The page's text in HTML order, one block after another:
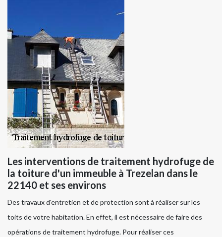
Les interventions de traitement hydrofuge de
la toiture d'un immeuble à Trezelan dans le
22140 et ses environs
Des travaux d'entretien et de protection sont à réaliser sur les
toits de votre habitation. En effet, il est nécessaire de faire des
opérations de traitement hydrofuge. Pour réaliser ces